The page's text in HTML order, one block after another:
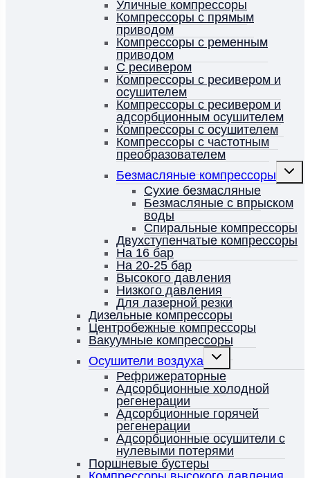
меню
Уличные компрессоры
Компрессоры с прямым
приводом
Компрессоры с ременным
приводом
С ресивером
Компрессоры с ресивером и
осушителем
Компрессоры с ресивером и
адсорбционным осушителем
Компрессоры с осушителем
Компрессоры с частотным
преобразователем
Безмасляные компрессоры
меню
Сухие безмасляные
Безмасляные с впрыском
воды
Спиральные компрессоры
Двухступенчатые компрессоры
На 16 бар
На 20-25 бар
Высокого давления
Низкого давления
Для лазерной резки
Дизельные компрессоры
Центробежные компрессоры
Вакуумные компрессоры
Осушители воздуха
Переключить
дочернее
меню
Рефрижераторные
Адсорбционные холодной
регенерации
Адсорбционные горячей
регенерации
Адсорбционные осушители с
нулевыми потерями
Поршневые бустеры